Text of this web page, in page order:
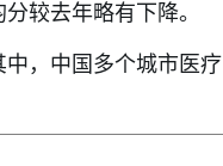
较去年略有下降。
，中国多个城市医疗